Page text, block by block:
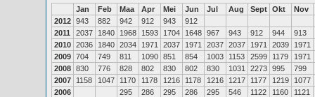
Jan Feb Maa Apr Mei Jun Jul Aug Sept Okt
Nov
2012 943 882 942 912 943
912
2011
2037 1840 1968 1593 1704 1648 967 943 912 944
913
2010 2036 1840 2034 1971 2037 1971 2037 2037 1971 2039
1971
2009 704 749 811 1090 851 854 1003 1153 2599 1179
1971
2008 830 776 828 802 830 802 830 1031 2273 995
799
2007
1158 1047 1170 1178 1216 1178 1216 1217 1177 1219
1077
2006
295 286 295 286 295 546 1122 1160 1121